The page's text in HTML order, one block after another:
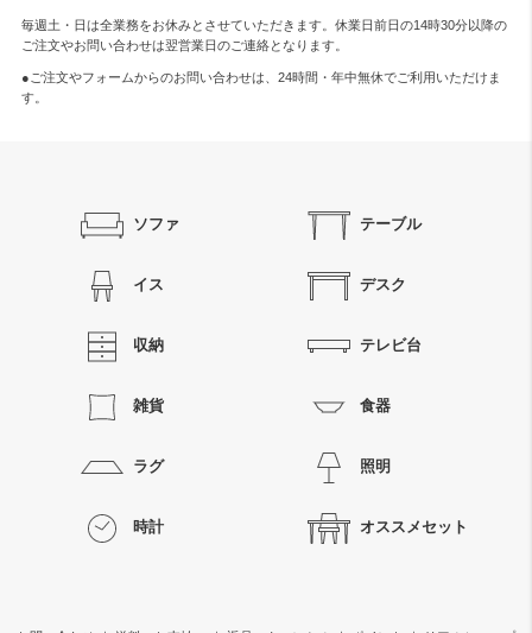
毎週土・日は全業務をお休みとさせていただきます。休業日前日の14時30分以降の
ご注文やお問い合わせは翌営業日のご連絡となります。
●ご注文やフォームからのお問い合わせは、 24時間・年中無休でご利用いただけま
す。
ソファ テーブル
イス デスク
収納 テレビ台
雑貨 食器
ラグ 照明
時計 オススメセット